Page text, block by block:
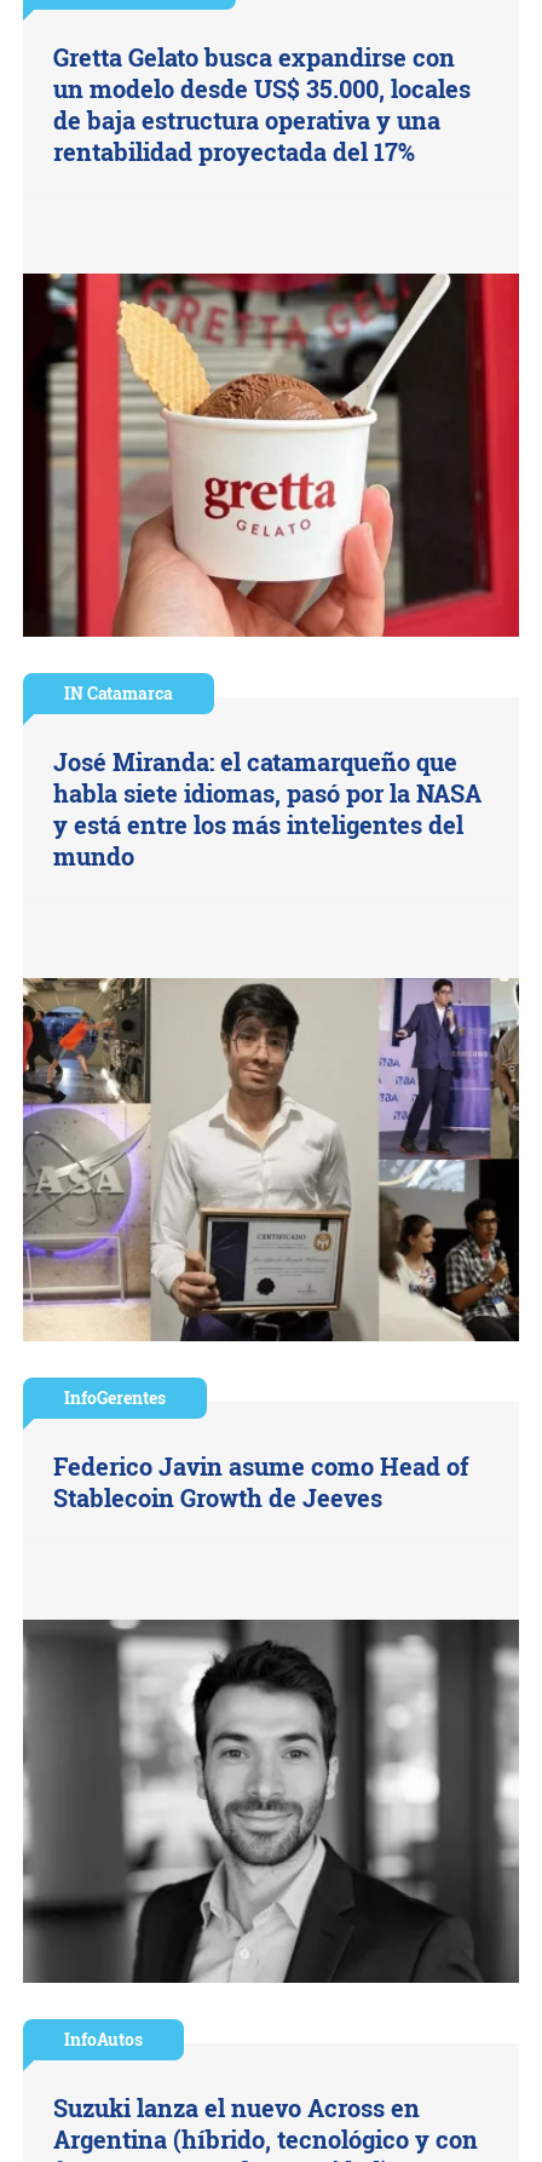
Gretta Gelato busca expandirse con
un modelo desde US$ 35.000, locales
de baja estructura operativa y una
rentabilidad proyectada del 17%
IN Catamarca
José Miranda: el catamarqueño que
habla siete idiomas, pasó por la NASA
y está entre los más inteligentes del
mundo
InfoGerentes
Federico Javin asume como Head of
Stablecoin Growth de Jeeves
InfoAutos
Suzuki lanza el nuevo Across en
Argentina (híbrido, tecnológico y con